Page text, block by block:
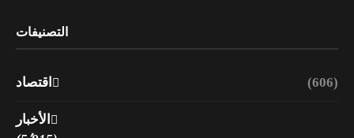
التصنيفات
اقتصاد (606)
الأخبار